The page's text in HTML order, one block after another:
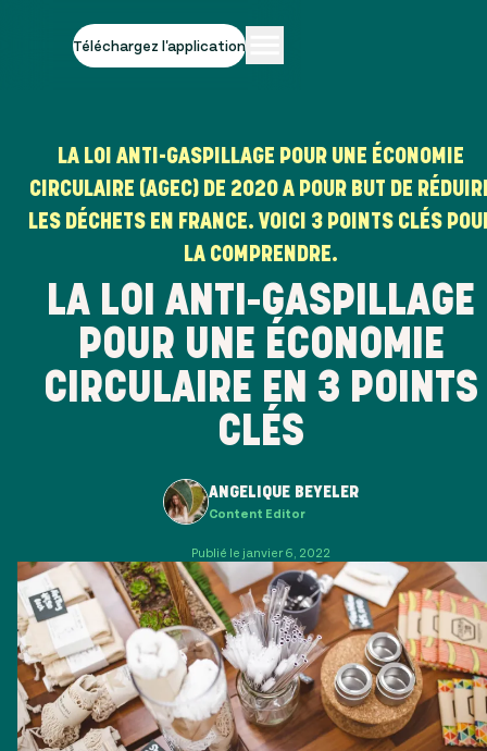
Téléchargez l'application
LA LOI ANTI-GASPILLAGE POUR UNE ÉCONOMIE
CIRCULAIRE (AGEC) DE 2020 A POUR BUT DE
LES DÉCHETS EN FRANCE. VOICI 3 POINTS CLÉS
LA COMPRENDRE.
LA LOI ANTI-GASPILLAGE
POUR UNE ÉCONOMIE
CIRCULAIRE EN 3 POINTS
CLÉS
ANGELIQUE BEYELER
Content Editor
Publié le janvier 6, 2022